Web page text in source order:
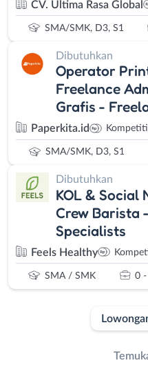
CV. Ultima Rasa Global
SMA/SMK, D3, S1
Dibutuhkan
Operator
Freelance
Grafis -
Paperkita.id
SMA/SMK, D3, S1
Dibutuhkan
KOL & Social
Crew Barista
Specialists
Feels Healthy
SMA / SMK 0 -